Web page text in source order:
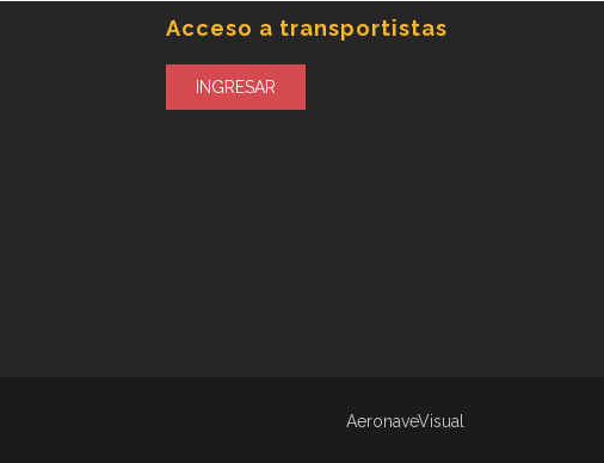
Acceso a transportistas
INGRESAR
AeronaveVisual